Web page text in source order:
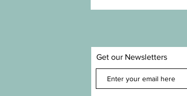
Get our Newsletters